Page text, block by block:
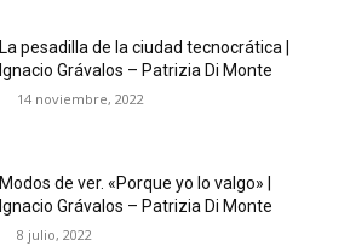
La pesadilla de la ciudad tecnocrática |
Ignacio Grávalos – Patrizia Di Monte
14 noviembre, 2022
Modos de ver. «Porque yo lo valgo» |
Ignacio Grávalos – Patrizia Di Monte
8 julio, 2022